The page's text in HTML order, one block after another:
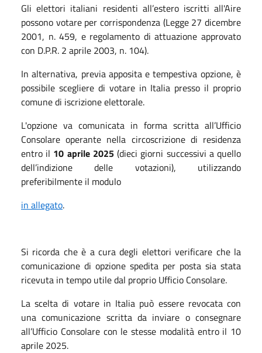
Gli elettori italiani residenti all’estero iscritti all'Aire
possono votare per corrispondenza (Legge 27 dicembre
2001, n. 459, e regolamento di attuazione approvato
con D.P.R. 2 aprile 2003, n. 104).
In alternativa, previa apposita e tempestiva opzione, è
possibile scegliere di votare in Italia presso il proprio
comune di iscrizione elettorale.
L'opzione va comunicata in forma scritta all’Ufficio
Consolare operante nella circoscrizione di residenza
entro il 10 aprile 2025(dieci giorni successivi a quello
dell’indizione delle votazioni), utilizzando
preferibilmente il modulo
in allegato.
Si ricorda che è a cura degli elettori verificare che la
comunicazione di opzione spedita per posta sia stata
ricevuta in tempo utile dal proprio Ufficio Consolare.
La scelta di votare in Italia può essere revocata con
una comunicazione scritta da inviare o consegnare
all’Ufficio Consolare con le stesse modalità entro il 10
aprile 2025.